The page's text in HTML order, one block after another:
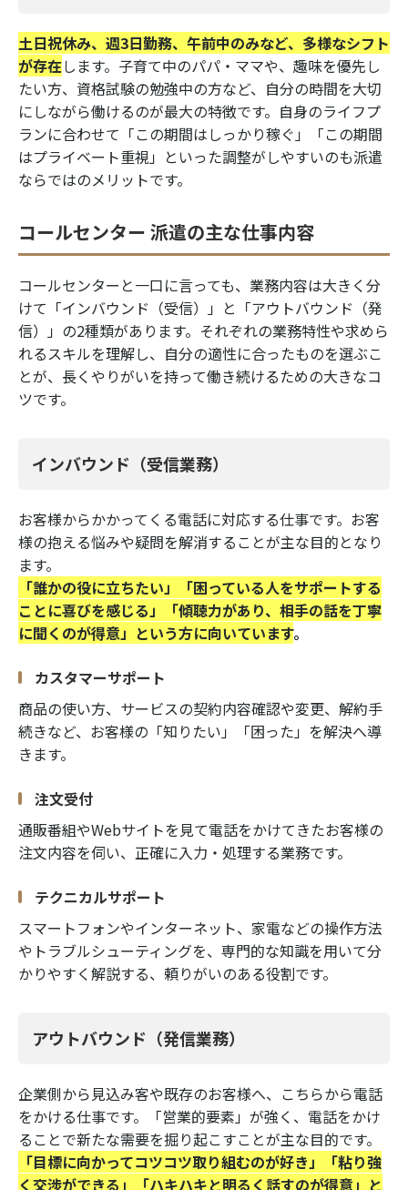
土日祝休み、週3日勤務、午前中のみなど、多様なシフト
が存在します。子育て中のパパ・ママや、趣味を優先し
たい方、資格試験の勉強中の方など、自分の時間を大切
にしながら働けるのが最大の特徴です。自身のライフプ
ランに合わせて「この期間はしっかり稼ぐ」「この期間
はプライベート重視」といった調整がしやすいのも派遣
ならではのメリットです。
コールセンター 派遣の主な仕事内容
コールセンターと一口に言っても、業務内容は大きく分
けて「インバウンド（受信）」と「アウトバウンド（発
信）」の2種類があります。それぞれの業務特性や求めら
れるスキルを理解し、自分の適性に合ったものを選ぶこ
とが、長くやりがいを持って働き続けるための大きなコ
ツです。
インバウンド（受信業務）
お客様からかかってくる電話に対応する仕事です。お客
様の抱える悩みや疑問を解消することが主な目的となり
ます。
「誰かの役に立ちたい」「困っている人をサポートする
ことに喜びを感じる」「傾聴力があり、相手の話を丁寧
に聞くのが得意」という方に向いています。
カスタマーサポート
商品の使い方、サービスの契約内容確認や変更、解約手
続きなど、お客様の「知りたい」「困った」を解決へ導
きます。
注文受付
通販番組やWebサイトを見て電話をかけてきたお客様の
注文内容を伺い、正確に入力・処理する業務です。
テクニカルサポート
スマートフォンやインターネット、家電などの操作方法
やトラブルシューティングを、専門的な知識を用いて分
かりやすく解説する、頼りがいのある役割です。
アウトバウンド（発信業務）
企業側から見込み客や既存のお客様へ、こちらから電話
をかける仕事です。「営業的要素」が強く、電話をかけ
ることで新たな需要を掘り起こすことが主な目的です。
「目標に向かってコツコツ取り組むのが好き」「粘り強
く交渉ができる」「ハキハキと明るく話すのが得意」と